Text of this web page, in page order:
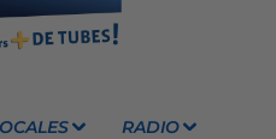
RADIO